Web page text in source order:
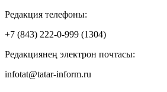
Редакция телефоны:
+7 (843) 222-0-999 (1304)
Редакциянең электрон почтасы:
infotat@tatar-inform.ru